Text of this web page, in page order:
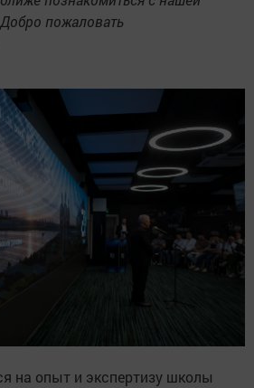
пожаловать
на опыт и экспертизу школы